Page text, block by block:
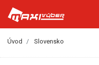
Úvod Slovensko